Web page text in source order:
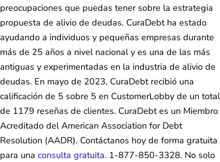
preocupaciones que puedas tener sobre la estrategia
propuesta de alivio de deudas. CuraDebt ha estado
ayudando a individuos y pequeñas empresas durante
más de 25 años a nivel nacional y es una de las más
antiguas y experimentadas en la industria de alivio de
deudas. En mayo de 2023, CuraDebt recibió una
calificación de 5 sobre 5 en CustomerLobby de un total
de 1179 reseñas de clientes. CuraDebt es un Miembro
Acreditado del American Association for Debt
Resolution (AADR). Contáctanos hoy de forma gratuita
para una consulta gratuita. 1-877-850-3328. No solo